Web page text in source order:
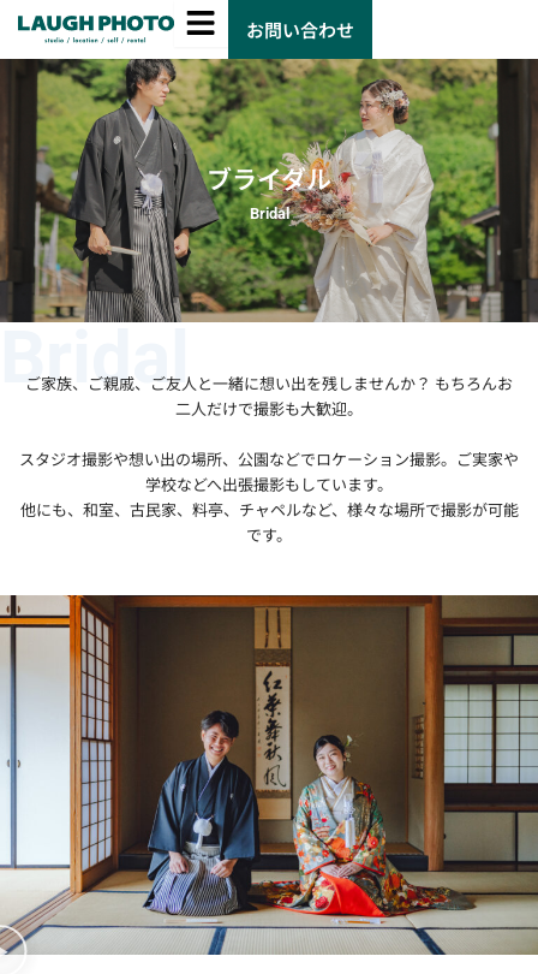
お問い合わせ
ブライダル
Bridal
Bridal
ご家族、ご親戚、ご友人と一緒に想い出を残しませんか？ もちろんお
二人だけで撮影も大歓迎。
スタジオ撮影や想い出の場所、公園などでロケーション撮影。ご実家や
学校などへ出張撮影もしています。
他にも、和室、古民家、料亭、チャペルなど、様々な場所で撮影が可能
です。